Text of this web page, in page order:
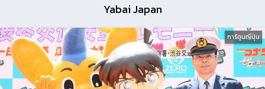
Yabai Japan
การ์ตูนญี่ปุ่น